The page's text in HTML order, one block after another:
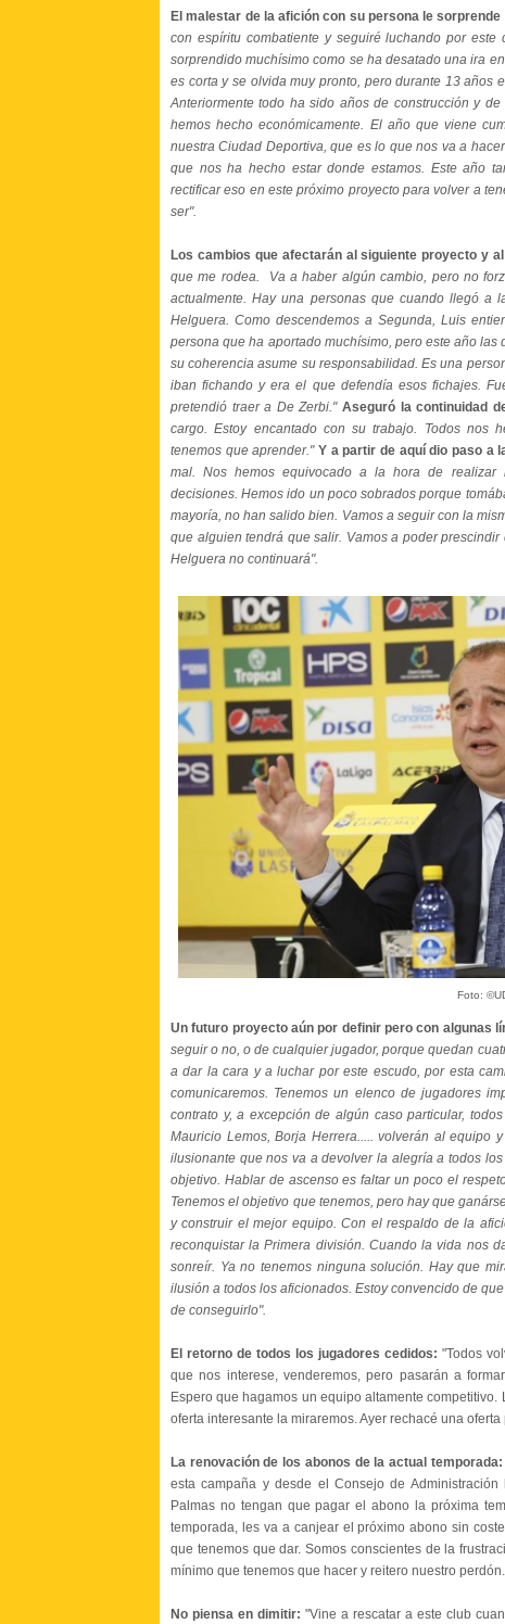
El malestar de la afición con su persona le
con espíritu combatiente y seguiré luchando por
sorprendido muchísimo como se ha desatado una ira
es corta y se olvida muy pronto, pero durante 13 años
Anteriormente todo ha sido años de construcción y
hemos hecho económicamente. El año que viene
nuestra Ciudad Deportiva, que es lo que nos va a
que nos ha hecho estar donde estamos. Este año
rectificar eso en este próximo proyecto para volver a
ser".
Los cambios que afectarán al siguiente proyecto y
que me rodea. Va a haber algún cambio, pero no
actualmente. Hay una personas que cuando llegó a
Helguera. Como descendemos a Segunda, Luis
persona que ha aportado muchísimo, pero este año
su coherencia asume su responsabilidad. Es una
iban fichando y era el que defendía esos fichajes.
pretendió traer a De Zerbi." Aseguró la continuidad
cargo. Estoy encantado con su trabajo. Todos nos
tenemos que aprender." Y a partir de aquí dio paso a
mal. Nos hemos equivocado a la hora de realizar
decisiones. Hemos ido un poco sobrados porque
mayoría, no han salido bien. Vamos a seguir con la
que alguien tendrá que salir. Vamos a poder
Helguera no continuará".
Foto:
Un futuro proyecto aún por definir pero con algunas
seguir o no, o de cualquier jugador, porque quedan
a dar la cara y a luchar por este escudo, por esta
comunicaremos. Tenemos un elenco de jugadores
contrato y, a excepción de algún caso particular,
Mauricio Lemos, Borja Herrera..... volverán al equipo
ilusionante que nos va a devolver la alegría a todos
objetivo. Hablar de ascenso es faltar un poco el
Tenemos el objetivo que tenemos, pero hay que
y construir el mejor equipo. Con el respaldo de la
reconquistar la Primera división. Cuando la vida nos
sonreír. Ya no tenemos ninguna solución. Hay que
ilusión a todos los aficionados. Estoy convencido de
de conseguirlo".
El retorno de todos los jugadores cedidos: "Todos
que nos interese, venderemos, pero pasarán a
Espero que hagamos un equipo altamente
oferta interesante la miraremos. Ayer rechacé una
La renovación de los abonos de la actual
esta campaña y desde el Consejo de
Palmas no tengan que pagar el abono la próxima
temporada, les va a canjear el próximo abono sin
que tenemos que dar. Somos conscientes de la
mínimo que tenemos que hacer y reitero nuestro
No piensa en dimitir: "Vine a rescatar a este club